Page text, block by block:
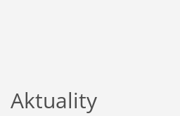
Aktuality